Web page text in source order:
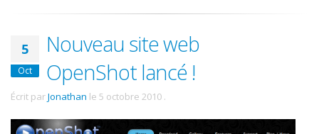
5
Oct
Nouveau site web
OpenShot lancé !
Écrit parJonathan le 5 octobre 2010 .